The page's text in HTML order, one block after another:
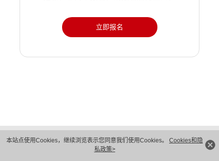
本站点使用Cookies，继续浏览表示您同意我们使用Cookies。 Cookies和隐
私政策>
立即报名
隐私保护